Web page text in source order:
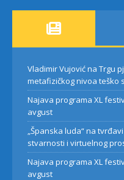
Vladimir Vujović na Trgu
metafizičkog nivoa teško
Najava programa XL
avgust
„Španska luda“ na
stvarnosti i virtuelnog
Najava programa XL
avgust